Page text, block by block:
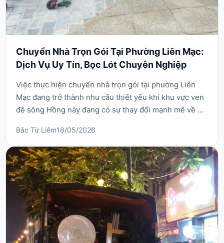
Chuyển Nhà Trọn Gói Tại Phường Liên Mạc:
Dịch Vụ Uy Tín, Bọc Lót Chuyên Nghiệp
Việc thực hiện chuyển nhà trọn gói tại phường Liên
Mạc đang trở thành nhu cầu thiết yếu khi khu vực ven
đê sông Hồng này đang có sự thay đổi mạnh mẽ về hạ
vườn và các đoạn đường đê hẹp, việc tự vận chuyển
đồ đạc cồng kềnh không chỉ gây mệt mỏi mà còn tiềm
ẩn nguy cơ hư hỏng tài sản cao. Thấu hiểu...
Bắc Từ Liêm18/05/2026